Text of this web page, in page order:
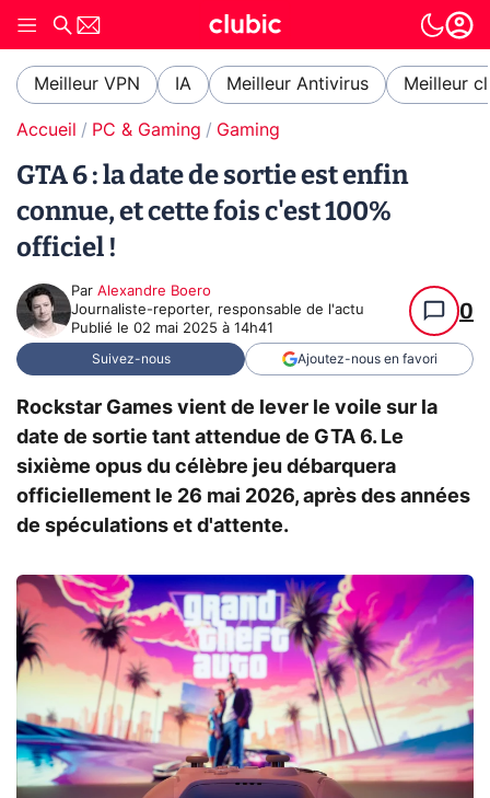
Meilleur VPN IA Meilleur Antivirus Meilleur
Accueil PC & Gaming Gaming
GTA 6 : la date de sortie est enfin
connue, et cette fois c'est 100%
officiel !
Par Alexandre Boero
Journaliste-reporter, responsable de l'actu
Publié le 02 mai 2025 à 14h41
0
Suivez-nous Ajoutez-nous en favori
Rockstar Games vient de lever le voile sur la
date de sortie tant attendue de GTA 6. Le
sixième opus du célèbre jeu débarquera
officiellement le 26 mai 2026, après des années
de spéculations et d'attente.